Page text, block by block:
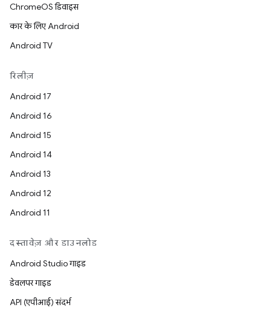
ChromeOS डिवाइस
कार के लिए Android
Android TV
रिलीज़
Android 17
Android 16
Android 15
Android 14
Android 13
Android 12
Android 11
दस्तावेज़ और डाउनलोड
Android Studio गाइड
डेवलपर गाइड
API (एपीआई) संदर्भ